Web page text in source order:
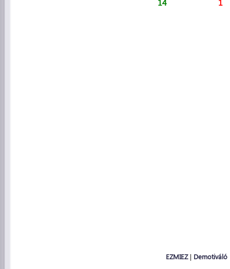
14 1
EZMIEZ| Demotiváló